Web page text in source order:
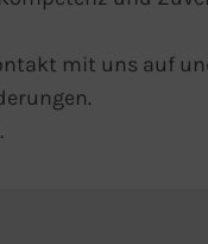
mit uns auf